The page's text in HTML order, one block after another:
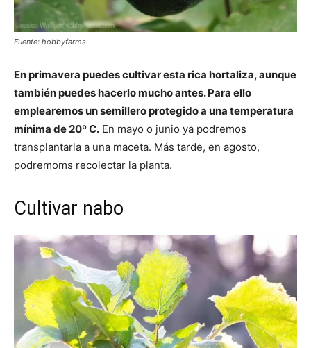
Fuente: hobbyfarms
En primavera puedes cultivar esta rica hortaliza, aunque
también puedes hacerlo mucho antes. Para ello
emplearemos un semillero protegido a una temperatura
mínima de 20º C. En mayo o junio ya podremos
transplantarla a una maceta. Más tarde, en agosto,
podremoms recolectar la planta.
Cultivar nabo